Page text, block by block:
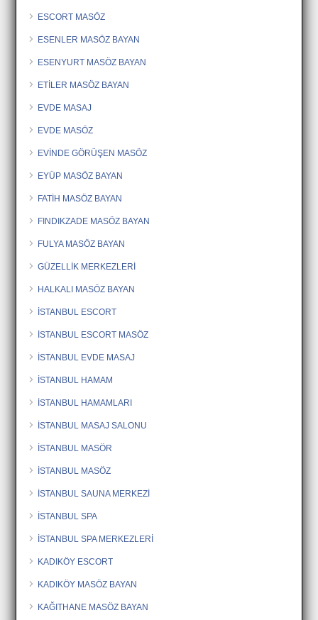
ESCORT MASÖZ
ESENLER MASÖZ BAYAN
ESENYURT MASÖZ BAYAN
ETİLER MASÖZ BAYAN
EVDE MASAJ
EVDE MASÖZ
EVİNDE GÖRÜŞEN MASÖZ
EYÜP MASÖZ BAYAN
FATİH MASÖZ BAYAN
FINDIKZADE MASÖZ BAYAN
FULYA MASÖZ BAYAN
GÜZELLİK MERKEZLERİ
HALKALI MASÖZ BAYAN
İSTANBUL ESCORT
İSTANBUL ESCORT MASÖZ
İSTANBUL EVDE MASAJ
İSTANBUL HAMAM
İSTANBUL HAMAMLARI
İSTANBUL MASAJ SALONU
İSTANBUL MASÖR
İSTANBUL MASÖZ
İSTANBUL SAUNA MERKEZİ
İSTANBUL SPA
İSTANBUL SPA MERKEZLERİ
KADIKÖY ESCORT
KADIKÖY MASÖZ BAYAN
KAĞITHANE MASÖZ BAYAN